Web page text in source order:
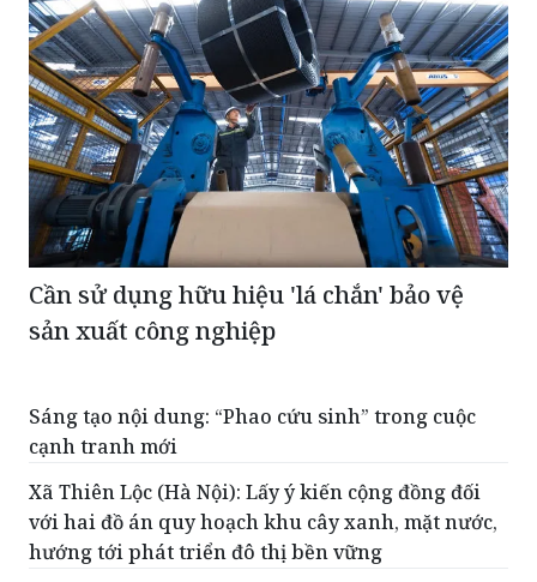
sản xuất công nghiệp
Sáng tạo nội dung: “Phao cứu sinh” trong cuộc
cạnh tranh mới